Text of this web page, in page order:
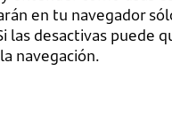
en tu navegador
las desactivas puede
navegación.